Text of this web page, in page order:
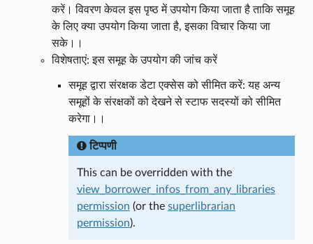
करें। विवरण केवल इस पृष्ठ में उपयोग किया जाता है ताकि समूह
के लिए क्या उपयोग किया जाता है, इसका विचार किया जा
सके।।
विशेषताएं: इस समूह के उपयोग की जांच करें
समूह द्वारा संरक्षक डेटा एक्सेस को सीमित करें: यह अन्य
समूहों के संरक्षकों को देखने से स्टाफ सदस्यों को सीमित
करेगा।।
टिप्पणी
This can be overridden with the
view_borrower_infos_from_any_libraries
permission (or the superlibrarian
permission).